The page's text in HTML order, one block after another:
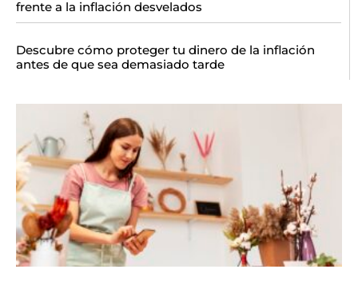
frente a la inflación desvelados
Descubre cómo proteger tu dinero de la inflación
antes de que sea demasiado tarde